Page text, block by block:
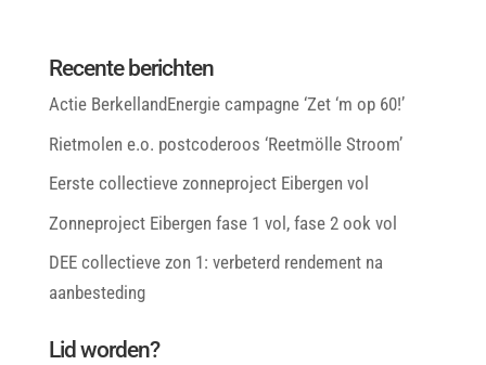
Recente berichten
Actie BerkellandEnergie campagne ‘Zet ‘m op 60!’
Rietmolen e.o. postcoderoos ‘Reetmölle Stroom’
Eerste collectieve zonneproject Eibergen vol
Zonneproject Eibergen fase 1 vol, fase 2 ook vol
DEE collectieve zon 1: verbeterd rendement na
aanbesteding
Lid worden?